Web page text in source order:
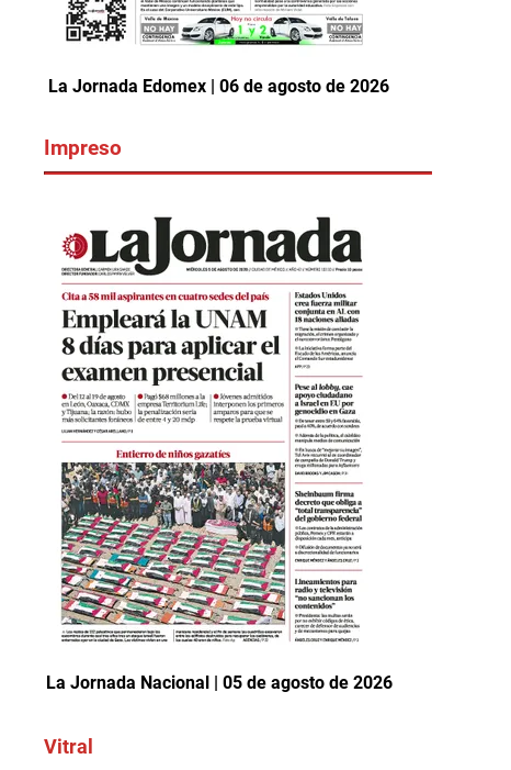
La Jornada Edomex | 06 de agosto de 2026
Impreso
La Jornada Nacional | 05 de agosto de 2026
Vitral